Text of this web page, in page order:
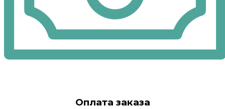
Оплата заказа